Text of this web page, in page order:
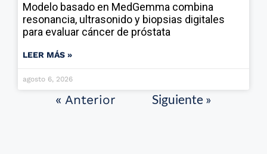
Modelo basado en MedGemma combina
resonancia, ultrasonido y biopsias digitales
para evaluar cáncer de próstata
LEER MÁS »
agosto 6, 2026
« Anterior Siguiente »